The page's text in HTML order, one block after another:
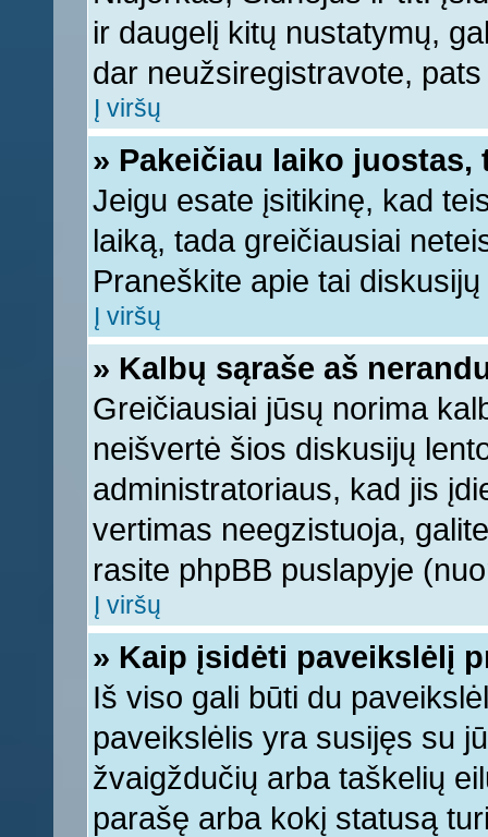
ir daugelį kitų nustatymų,
dar neužsiregistravote,
Į viršų
» Pakeičiau laiko
Jeigu esate įsitikinę, kad
laiką, tada greičiausiai
Praneškite apie tai
Į viršų
» Kalbų sąraše aš
Greičiausiai jūsų norima
neišvertė šios diskusijų
administratoriaus, kad jis
vertimas neegzistuoja,
rasite phpBB puslapyje
Į viršų
» Kaip įsidėti paveikslėlį
Iš viso gali būti du
paveikslėlis yra susijęs su
žvaigždučių arba taškelių
parašę arba kokį statusą